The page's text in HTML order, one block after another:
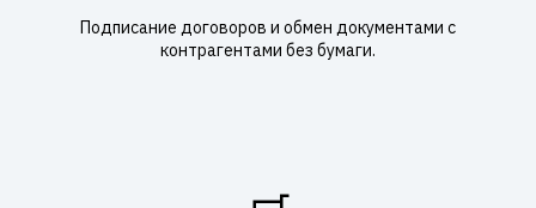
Подписание договоров и обмен документами с
контрагентами без бумаги.